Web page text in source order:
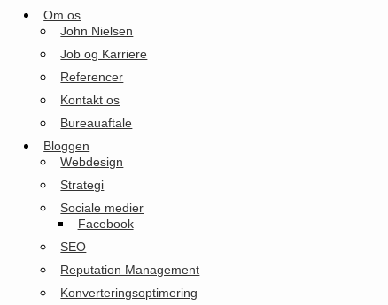
Om os
John Nielsen
Job og Karriere
Referencer
Kontakt os
Bureauaftale
Bloggen
Webdesign
Strategi
Sociale medier
Facebook
SEO
Reputation Management
Konverteringsoptimering